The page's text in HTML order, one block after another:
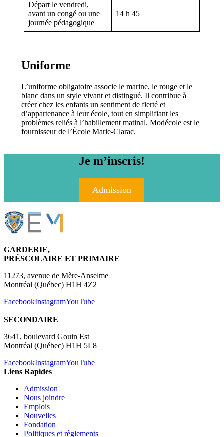
Départ le vendredi,
avant un congé ou une
journée pédagogique
14 h 45
Uniforme
L’uniforme obligatoire associe le marine, le rouge et le
blanc dans un style vivant et distingué. Il contribue à
créer chez les enfants un sentiment de fierté et
d’appartenance à leur école, tout en simplifiant les
problèmes reliés à l’habillement matinal. Modécole est le
fournisseur de l’École Marie-Clarac.
Je m’inscris!
Admission
GARDERIE,
PRÉSCOLAIRE ET PRIMAIRE
11273, avenue de Mère-Anselme
Montréal (Québec) H1H 4Z2
FacebookInstagramYouTube
SECONDAIRE
3641, boulevard Gouin Est
Montréal (Québec) H1H 5L8
FacebookInstagramYouTube
Liens Rapides
Admission
Nous joindre
Emplois
Nouvelles
Fondation
Politiques et règlements